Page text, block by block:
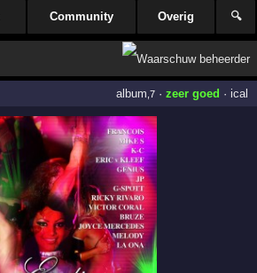
Community Overig 🔍
album ,7· zeer goed · ical